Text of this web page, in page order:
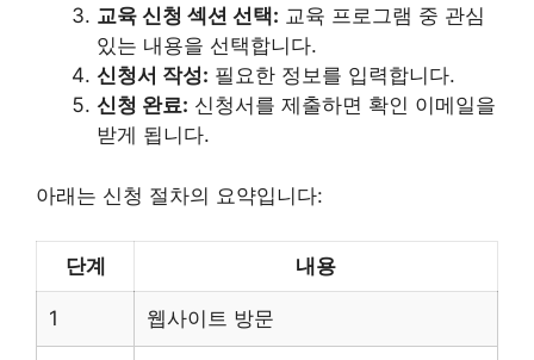
교육 신청 섹션 선택: 교육 프로그램 중 관심
있는 내용을 선택합니다.
신청서 작성: 필요한 정보를 입력합니다.
신청 완료: 신청서를 제출하면 확인 이메일을
받게 됩니다.
아래는 신청 절차의 요약입니다:
단계 내용
1 웹사이트 방문